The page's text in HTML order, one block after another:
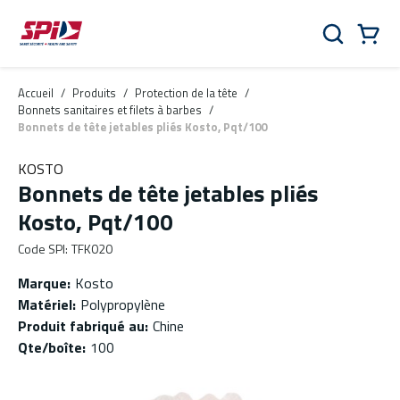
Aller au contenu principal
Skip to menu
Skip to footer
Rechercher
Accueil / Produits / Protection de la tête /
Bonnets sanitaires et filets à barbes /
Bonnets de tête jetables pliés Kosto, Pqt/100
KOSTO
Bonnets de tête jetables pliés
Kosto, Pqt/100
Code SPI: TFK020
Marque: Kosto
Matériel: Polypropylène
Produit fabriqué au: Chine
Qte/boîte: 100